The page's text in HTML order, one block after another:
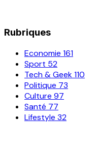
Rubriques
Economie 161
Sport 52
Tech & Geek110
Politique 73
Culture 97
Santé 77
Lifestyle 32